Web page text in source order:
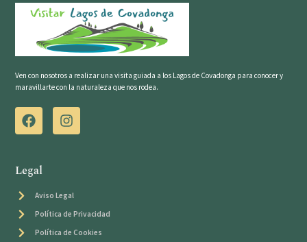
Ven con nosotros a realizar una visita guiada a los Lagos de Covadonga para conocer y
maravillarte con la naturaleza que nos rodea.
Legal
Aviso Legal
Política de Privacidad
Política de Cookies